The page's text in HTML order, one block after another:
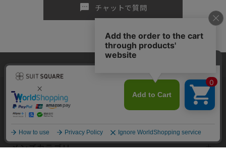
sms チャットで質問
MENS TOP WOMEN TOP
メンズカテゴリ
当サイトでは利用体験の向上およびコンテンツの最適な提供、トラフィ
ックの分析を目的としてCookieを使用しています。サイトの閲覧を継続
された場合、Cookieの利用に同意したものといたします。詳細について
はプライバシーポリシー をご確認ください。
同意して閉じる